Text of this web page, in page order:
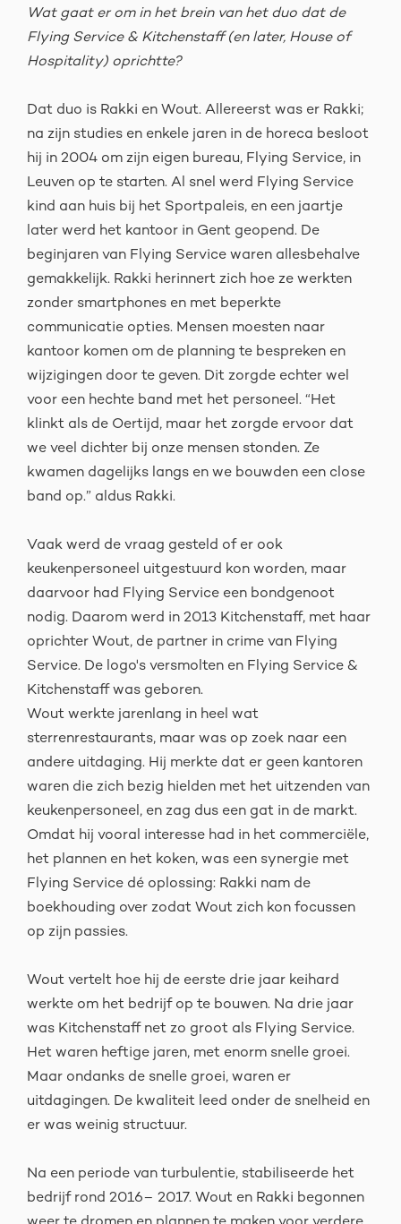
Wat gaat er om in het brein van het duo dat de
Flying Service & Kitchenstaff (en later, House of
Hospitality) oprichtte?
Dat duo is Rakki en Wout. Allereerst was er Rakki;
na zijn studies en enkele jaren in de horeca besloot
hij in 2004 om zijn eigen bureau, Flying Service, in
Leuven op te starten. Al snel werd Flying Service
kind aan huis bij het Sportpaleis, en een jaartje
later werd het kantoor in Gent geopend. De
beginjaren van Flying Service waren allesbehalve
gemakkelijk. Rakki herinnert zich hoe ze werkten
zonder smartphones en met beperkte
communicatie opties. Mensen moesten naar
kantoor komen om de planning te bespreken en
wijzigingen door te geven. Dit zorgde echter wel
voor een hechte band met het personeel. “Het
klinkt als de Oertijd, maar het zorgde ervoor dat
we veel dichter bij onze mensen stonden. Ze
kwamen dagelijks langs en we bouwden een close
band op.” aldus Rakki.
Vaak werd de vraag gesteld of er ook
keukenpersoneel uitgestuurd kon worden, maar
daarvoor had Flying Service een bondgenoot
nodig. Daarom werd in 2013 Kitchenstaff, met haar
oprichter Wout, de partner in crime van Flying
Service. De logo's versmolten en Flying Service &
Kitchenstaff was geboren.
Wout werkte jarenlang in heel wat
sterrenrestaurants, maar was op zoek naar een
andere uitdaging. Hij merkte dat er geen kantoren
waren die zich bezig hielden met het uitzenden van
keukenpersoneel, en zag dus een gat in de markt.
Omdat hij vooral interesse had in het commerciële,
het plannen en het koken, was een synergie met
Flying Service dé oplossing: Rakki nam de
boekhouding over zodat Wout zich kon focussen
op zijn passies.
Wout vertelt hoe hij de eerste drie jaar keihard
werkte om het bedrijf op te bouwen. Na drie jaar
was Kitchenstaff net zo groot als Flying Service.
Het waren heftige jaren, met enorm snelle groei.
Maar ondanks de snelle groei, waren er
uitdagingen. De kwaliteit leed onder de snelheid en
er was weinig structuur.
Na een periode van turbulentie, stabiliseerde het
bedrijf rond 2016– 2017. Wout en Rakki begonnen